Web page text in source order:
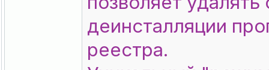
деинсталляции
реестра.